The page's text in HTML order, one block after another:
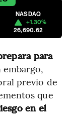
NASDAQ
+1.30%
26,690.62
para
embargo,
previo de
que
en el